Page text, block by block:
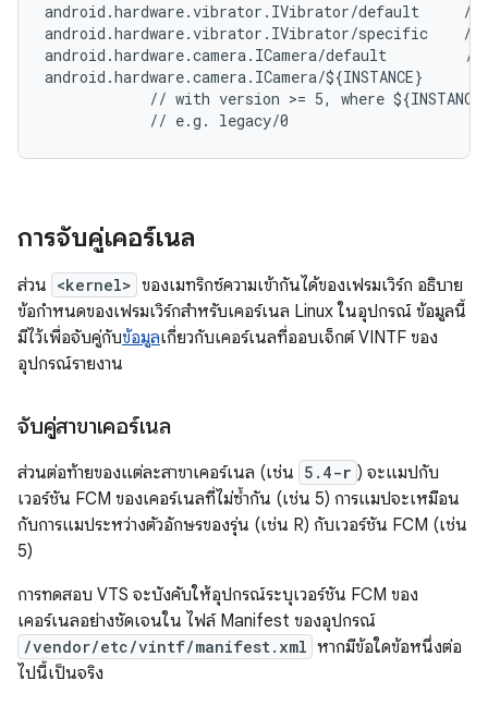
android.hardware.vibrator.IVibrator/default     //
android.hardware.vibrator.IVibrator/specific    //
android.hardware.camera.ICamera/default         //
android.hardware.camera.ICamera/${INSTANCE}
// with version >= 5, where
การจับคู่เคอร์เนล
ส่วน <kernel> ของเมทริกซ์ความเข้ากันได้ของเฟรมเวิร์ก อธิบาย
ข้อกำหนดของเฟรมเวิร์กสำหรับเคอร์เนล Linux ในอุปกรณ์ ข้อมูลนี้
มีไว้เพื่อจับคู่กับข้อมูลเกี่ยวกับเคอร์เนลที่ออบเจ็กต์ VINTF ของ
อุปกรณ์รายงาน
จับคู่สาขาเคอร์เนล
ส่วนต่อท้ายของแต่ละสาขาเคอร์เนล (เช่น 5.4-r ) จะแมปกับ
เวอร์ชัน FCM ของเคอร์เนลที่ไม่ซ้ำกัน (เช่น 5) การแมปจะเหมือน
กับการแมประหว่างตัวอักษรของรุ่น (เช่น R) กับเวอร์ชัน FCM (เช่น
5)
การทดสอบ VTS จะบังคับให้อุปกรณ์ระบุเวอร์ชัน FCM ของ
เคอร์เนลอย่างชัดเจนใน ไฟล์ Manifest ของอุปกรณ์
/vendor/etc/vintf/manifest.xml หากมีข้อใดข้อหนึ่งต่อ
ไปนี้เป็นจริง